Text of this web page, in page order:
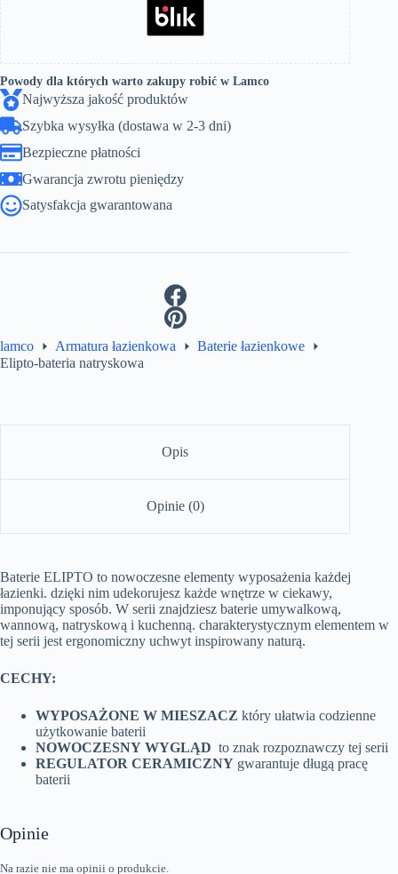
Powody dla których warto zakupy robić w Lamco
Najwyższa jakość produktów
Szybka wysyłka (dostawa w 2-3 dni)
Bezpieczne płatności
Gwarancja zwrotu pieniędzy
Satysfakcja gwarantowana
lamco Armatura łazienkowa
Baterie łazienkowe
Elipto-bateria natryskowa
Opis
Opinie (0)
Baterie ELIPTO to nowoczesne elementy wyposażenia każdej
łazienki. dzięki nim udekorujesz każde wnętrze w ciekawy,
imponujący sposób. W serii znajdziesz baterie umywalkową,
wannową, natryskową i kuchenną. charakterystycznym elementem w
tej serii jest ergonomiczny uchwyt inspirowany naturą.
CECHY:
WYPOSAŻONE W MIESZACZ który ułatwia codzienne
użytkowanie baterii
NOWOCZESNY WYGLĄD to znak rozpoznawczy tej serii
REGULATOR CERAMICZNY gwarantuje długą pracę
baterii
Opinie
Na razie nie ma opinii o produkcie.